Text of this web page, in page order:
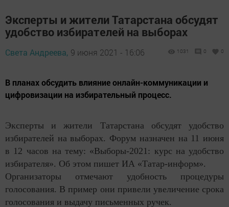
Эксперты и жители Татарстана обсудят
удобство избирателей на выборах
Света Андреева, 9 июня 2021 - 16:06 1031 0 0
В планах обсудить влияние онлайн-коммуникации и
цифровизации на избирательный процесс.
Эксперты и жители Татарстана обсудят удобство
избирателей на выборах. Форум назначен на 11 июня
в 12 часов на тему: «Выборы-2021: курс на удобство
избирателя». Об этом пишет ИА «Татар-информ».
Организаторы отмечают удобность процедуры
голосования. В пример они привели увеличение срока
голосования и выдачу письменных ручек.